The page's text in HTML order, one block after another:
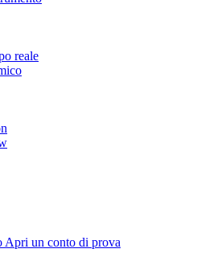
reale
Apri un conto di prova